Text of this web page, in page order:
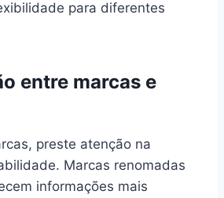
para diferentes
entre marcas e
preste atenção na
Marcas renomadas
informações mais